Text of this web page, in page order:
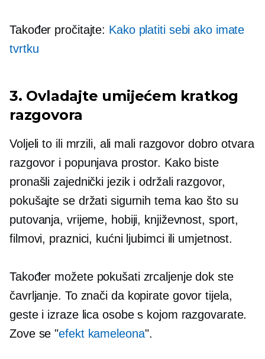
Također pročitajte: Kako platiti sebi ako imate
tvrtku
3. Ovladajte umijećem kratkog
razgovora
Voljeli to ili mrzili, ali mali razgovor dobro otvara
razgovor i popunjava prostor. Kako biste
pronašli zajednički jezik i održali razgovor,
pokušajte se držati sigurnih tema kao što su
putovanja, vrijeme, hobiji, književnost, sport,
filmovi, praznici, kućni ljubimci ili umjetnost.
Također možete pokušati zrcaljenje dok ste
čavrljanje. To znači da kopirate govor tijela,
geste i izraze lica osobe s kojom razgovarate.
Zove se "efekt kameleona".